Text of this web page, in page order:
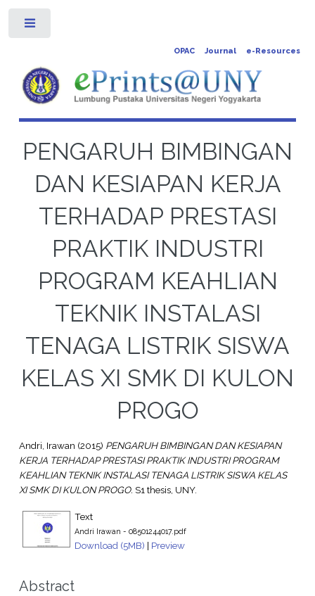
OPAC Journal e-Resources
PENGARUH BIMBINGAN
DAN KESIAPAN KERJA
TERHADAP PRESTASI
PRAKTIK INDUSTRI
PROGRAM KEAHLIAN
TEKNIK INSTALASI
TENAGA LISTRIK SISWA
KELAS XI SMK DI KULON
PROGO
Andri, Irawan (2015) PENGARUH BIMBINGAN DAN KESIAPAN
KERJA TERHADAP PRESTASI PRAKTIK INDUSTRI PROGRAM
KEAHLIAN TEKNIK INSTALASI TENAGA LISTRIK SISWA KELAS
XI SMK DI KULON PROGO. S1 thesis, UNY.
Text
Andri Irawan - 08501244017.pdf
Download (5MB) | Preview
Abstract